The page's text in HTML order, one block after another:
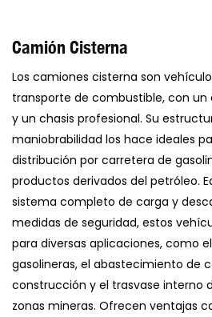
Camión Cisterna
Los camiones cisterna son
transporte de combustible, con un
y un chasis profesional. Su
maniobrabilidad los hace ideales
distribución por carretera de
productos derivados del petróleo.
sistema completo de carga y
medidas de seguridad, estos
para diversas aplicaciones, como
gasolineras, el abastecimiento de
construcción y el trasvase interno
zonas mineras. Ofrecen ventajas